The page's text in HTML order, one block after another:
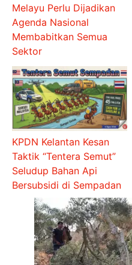
Melayu Perlu Dijadikan
Agenda Nasional
Membabitkan Semua
Sektor
KPDN Kelantan Kesan
Taktik “Tentera Semut”
Seludup Bahan Api
Bersubsidi di Sempadan